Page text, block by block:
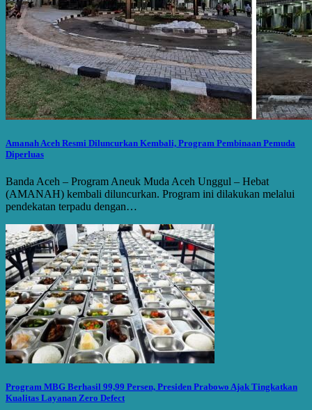
Amanah Aceh Resmi Diluncurkan Kembali, Program Pembinaan Pemuda
Diperluas
Banda Aceh – Program Aneuk Muda Aceh Unggul – Hebat
(AMANAH) kembali diluncurkan. Program ini dilakukan melalui
pendekatan terpadu dengan…
Program MBG Berhasil 99,99 Persen, Presiden Prabowo Ajak Tingkatkan
Kualitas Layanan Zero Defect